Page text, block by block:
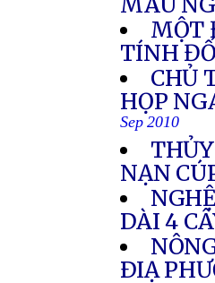
MỘT
TÍNH
CHỦ
HỌP
Sep 2010
NẠN
DÀI 4
ÐIẠ